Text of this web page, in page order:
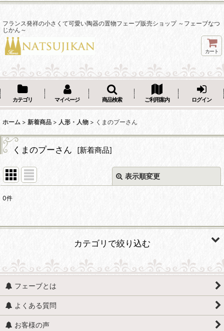
フランス発祥の小さくて可愛い陶器の置物フェーブ販売ショップ ～フェーブなつ
じかん～
カート
カテゴリ マイページ 商品検索 ご利用案内 ログイン
ホーム > 新着商品 > 人形・人物 > くまのプーさん
くまのプーさん [新着商品]
表示順変更
絞り込む
0件
カテゴリで絞り込む
人形・人物 (すべての商品を表示)
人形・人物全般
フェーブとは
よくある質問
お客様の声